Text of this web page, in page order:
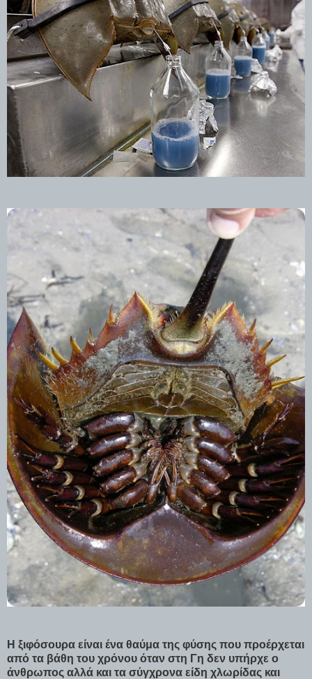
Η ξιφόσουρα είναι ένα θαύμα της φύσης που προέρχεται
από τα βάθη του χρόνου όταν στη Γη δεν υπήρχε ο
άνθρωπος αλλά και τα σύγχρονα είδη χλωρίδας και